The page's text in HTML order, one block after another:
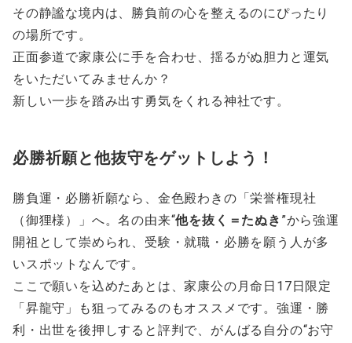
その静謐な境内は、勝負前の心を整えるのにぴったり
の場所です。
正面参道で家康公に手を合わせ、揺るがぬ胆力と運気
をいただいてみませんか？
新しい一歩を踏み出す勇気をくれる神社です。
必勝祈願と他抜守をゲットしよう！
勝負運・必勝祈願なら、金色殿わきの「栄誉権現社
（御狸様）」へ。名の由来“他を抜く＝たぬき ”から強運
開祖として崇められ、受験・就職・必勝を願う人が多
いスポットなんです。
ここで願いを込めたあとは、家康公の月命日17日限定
「昇龍守」も狙ってみるのもオススメです。強運・勝
利・出世を後押しすると評判で、がんばる自分の“お守